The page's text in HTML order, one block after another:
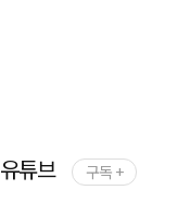
유튜브 구독 +